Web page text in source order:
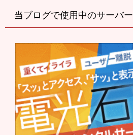
当ブログで使用中のサーバー